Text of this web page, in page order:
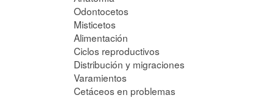
Odontocetos
Misticetos
Alimentación
Ciclos reproductivos
Distribución y migraciones
Varamientos
Cetáceos en problemas